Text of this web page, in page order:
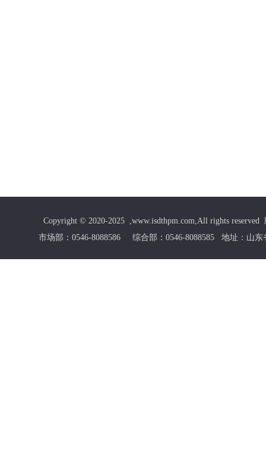
Copyright © 2020-2025 ,www.isdthpm.com,All rights
市场部：0546-8088586 综合部：0546-8088585 地址：山东